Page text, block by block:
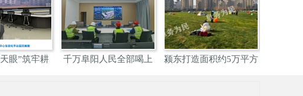
眼”筑牢耕
千万阜阳人民全部喝上
颍东打造面积约5万平方